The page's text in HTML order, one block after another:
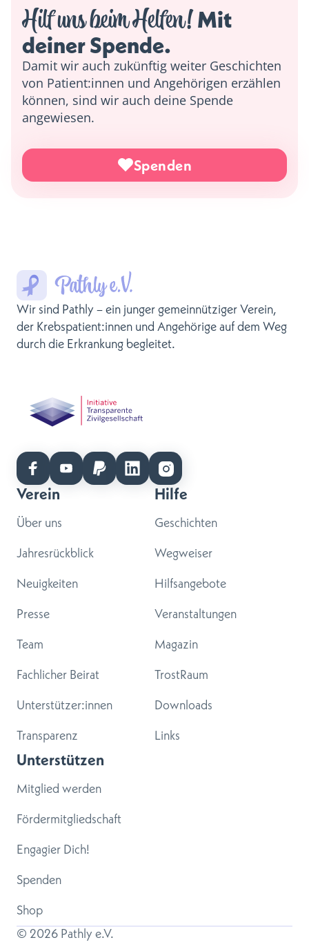
Hilf uns beim Helfen! Mit
deiner Spende.
Damit wir auch zukünftig weiter Geschichten
von Patient:innen und Angehörigen erzählen
können, sind wir auch deine Spende
angewiesen.
Spenden
Wir sind Pathly – ein junger gemeinnütziger Verein,
der Krebspatient:innen und Angehörige auf dem Weg
durch die Erkrankung begleitet.
Verein
Über uns
Jahresrückblick
Neuigkeiten
Presse
Team
Fachlicher Beirat
Unterstützer:innen
Transparenz
Hilfe
Geschichten
Wegweiser
Hilfsangebote
Veranstaltungen
Magazin
TrostRaum
Downloads
Links
Unterstützen
Mitglied werden
Fördermitgliedschaft
Engagier Dich!
Spenden
Shop
© 2026 Pathly e.V.